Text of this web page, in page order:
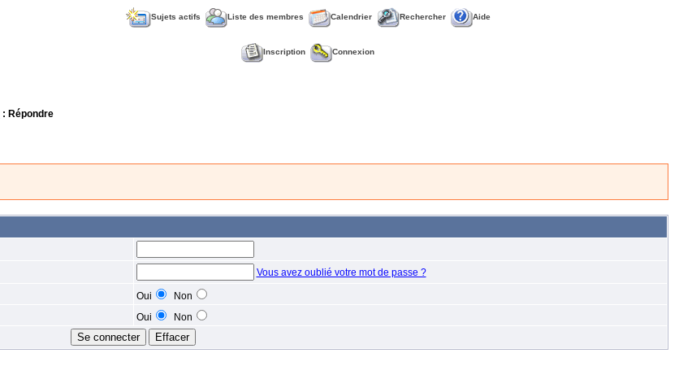
Sujets actifs Liste des membres Calendrier Rechercher Aide
Inscription Connexion
: Répondre
Vous avez oublié votre mot de passe ?
Oui
Non
Oui Non